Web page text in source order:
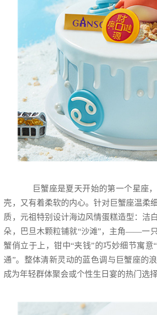
巨蟹座是夏天开始的第一个星座
壳，又有着柔软的内心。针对巨蟹座温柔
质，元祖特别设计海边风情蛋糕造型：洁
朵，巴旦木颗粒铺就“沙滩”，主角——一
蟹俏立于上，钳中“夹钱”的巧妙细节寓意
通”。整体清新灵动的蓝色调与巨蟹座的
成为年轻群体聚会或个性生日宴的热门选择